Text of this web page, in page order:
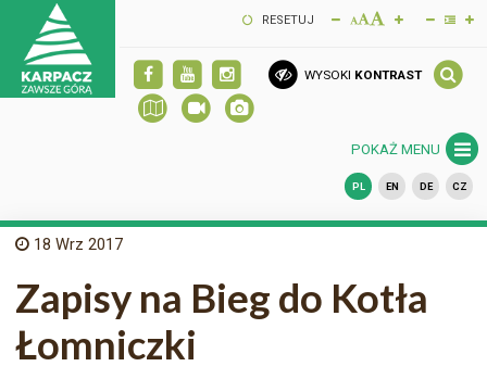
RESETUJ
WYSOKI KONTRAST
POKAŻ MENU
PL EN DE CZ
18 Wrz 2017
Zapisy na Bieg do Kotła
Łomniczki